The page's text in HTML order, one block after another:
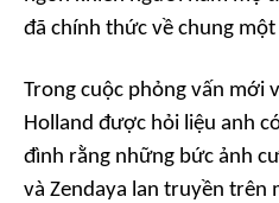
đã chính thức về chung một
Trong cuộc phỏng vấn mới
Holland được hỏi liệu anh
đình rằng những bức ảnh
và Zendaya lan truyền trên